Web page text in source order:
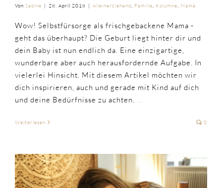
Von Sabine | 28. April 2018 | Alleinerziehend Familie Kolumne Mama
Wow! Selbstfürsorge als frischgebackene Mama -
geht das überhaupt? Die Geburt liegt hinter dir und
dein Baby ist nun endlich da. Eine einzigartige,
wunderbare aber auch herausfordernde Aufgabe. In
vielerlei Hinsicht. Mit diesem Artikel möchten wir
dich inspirieren, auch und gerade mit Kind auf dich
und deine Bedürfnisse zu achten.
Weiterlesen 0